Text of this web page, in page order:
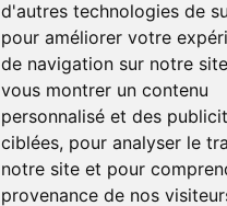
d'autres technologies de
pour améliorer votre
de navigation sur notre
vous montrer un contenu
personnalisé et des
ciblées, pour analyser le
notre site et pour
provenance de nos
Nous suivre